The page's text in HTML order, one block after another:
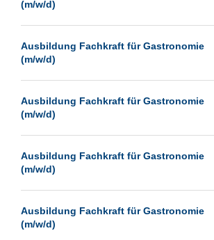
Wetzlar
Wust/Brandenburg
(m/w/d)
Ausbildung Fachkraft für Gastronomie
(m/w/d)
Ausbildung Fachkraft für Gastronomie
(m/w/d)
Ausbildung Fachkraft für Gastronomie
(m/w/d)
Ausbildung Fachkraft für Gastronomie
(m/w/d)